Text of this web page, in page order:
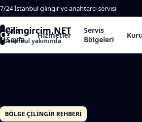
7/24 İstanbul çilingir ve anahtarcı servisi
ÇÇilingircim.NET
İstanbul yakınında
Ana
Sayfa
Hizmetler
Servis
Bölgeleri
BÖLGE ÇILINGIR REHBERI